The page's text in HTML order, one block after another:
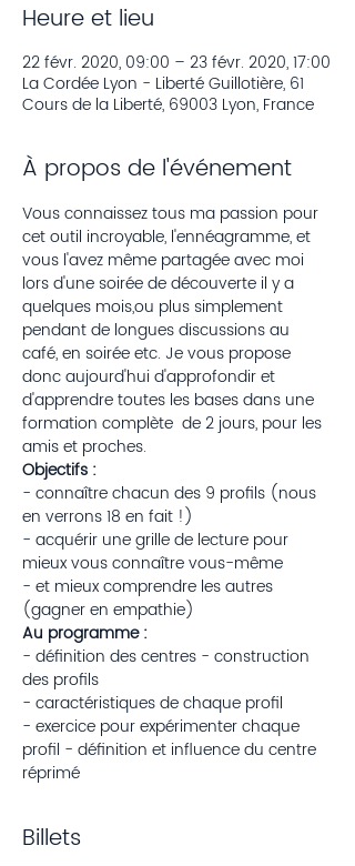
Heure et lieu
22 févr. 2020, 09:00 – 23 févr. 2020, 17:00
La Cordée Lyon - Liberté Guillotière, 61
Cours de la Liberté, 69003 Lyon, France
À propos de l'événement
Vous connaissez tous ma passion pour
cet outil incroyable, l'ennéagramme, et
vous l'avez même partagée avec moi
lors d'une soirée de découverte il y a
quelques mois,ou plus simplement
pendant de longues discussions au
café, en soirée etc. Je vous propose
donc aujourd'hui d'approfondir et
d'apprendre toutes les bases dans une
formation complète  de 2 jours, pour les
amis et proches.
Objectifs :
- connaître chacun des 9 profils (nous
en verrons 18 en fait !)
- acquérir une grille de lecture pour
mieux vous connaître vous-même
- et mieux comprendre les autres
(gagner en empathie)
Au programme :
- définition des centres - construction
des profils
- caractéristiques de chaque profil
- exercice pour expérimenter chaque
profil - définition et influence du centre
réprimé
Billets